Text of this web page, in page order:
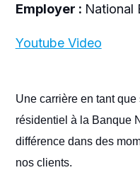
Employer : National
Youtube Video
Une carrière en tant
résidentiel à la Banque
différence dans des
nos clients.